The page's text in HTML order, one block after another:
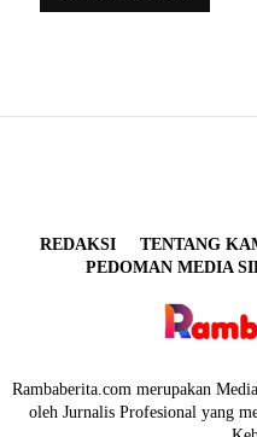
REDAKSI TENTANG
PEDOMAN MEDIA
Rambaberita.com merupakan
oleh Jurnalis Profesional yang